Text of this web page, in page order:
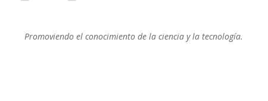
Promoviendo el conocimiento de la ciencia y la tecnología.